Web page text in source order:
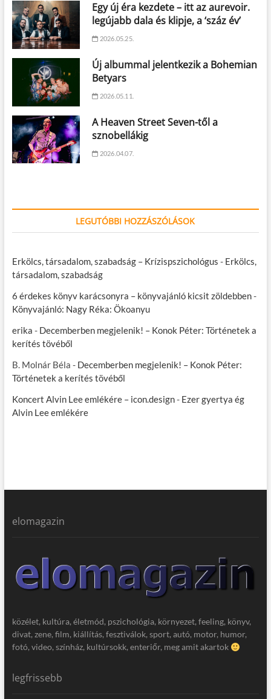
Egy új éra kezdete – itt az aurevoir.
legújabb dala és klipje, a ‘száz év’
2026.05.25.
Új albummal jelentkezik a Bohemian
Betyars
2026.05.11.
A Heaven Street Seven-től a
sznobellákig
2026.04.07.
LEGUTÓBBI HOZZÁSZÓLÁSOK
Erkölcs, társadalom, szabadság – Krízispszichológus - Erkölcs,
társadalom, szabadság
6 érdekes könyv karácsonyra – könyvajánló kicsit zöldebben-
Könyvajánló: Nagy Réka: Ökoanyu
erika - Decemberben megjelenik! – Konok Péter: Történetek a
kerítés tövéből
B. Molnár Béla - Decemberben megjelenik! – Konok Péter:
Történetek a kerítés tövéből
Koncert Alvin Lee emlékére – icon.design- Ezer gyertya ég
Alvin Lee emlékére
elomagazin
közélet, kultúra, életmód, pszichológia, környezet, feeling, könyv,
divat, zene, film, kiállítás, fesztiválok, sport, autó, motor, humor,
fotó, video, színház, kultúrsokk, enteriőr, meg amit akartok
legfrissebb